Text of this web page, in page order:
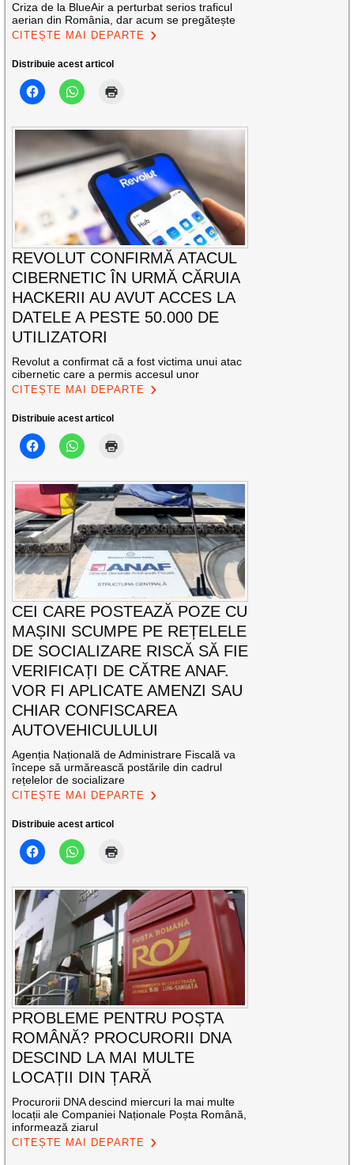
Criza de la BlueAir a perturbat serios traficul
aerian din România, dar acum se pregătește
CITEȘTE MAI DEPARTE
Distribuie acest articol
REVOLUT CONFIRMĂ ATACUL
CIBERNETIC ÎN URMĂ CĂRUIA
HACKERII AU AVUT ACCES LA
DATELE A PESTE 50.000 DE
UTILIZATORI
Revolut a confirmat că a fost victima unui atac
cibernetic care a permis accesul unor
CITEȘTE MAI DEPARTE
Distribuie acest articol
CEI CARE POSTEAZĂ POZE CU
MAȘINI SCUMPE PE REȚELELE
DE SOCIALIZARE RISCĂ SĂ FIE
VERIFICAȚI DE CĂTRE ANAF.
VOR FI APLICATE AMENZI SAU
CHIAR CONFISCAREA
AUTOVEHICULULUI
Agenția Națională de Administrare Fiscală va
începe să urmărească postările din cadrul
rețelelor de socializare
CITEȘTE MAI DEPARTE
Distribuie acest articol
PROBLEME PENTRU POȘTA
ROMÂNĂ? PROCURORII DNA
DESCIND LA MAI MULTE
LOCAȚII DIN ȚARĂ
Procurorii DNA descind miercuri la mai multe
locații ale Companiei Naționale Poșta Română,
informează ziarul
CITEȘTE MAI DEPARTE